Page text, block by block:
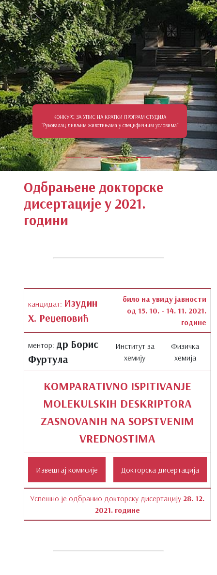
КОНКУРС ЗА УПИС НА КРАТКИ ПРОГРАМ СТУДИЈА
“Руковалац дивљим животињама у специфичним условима“
Одбрањене докторске
дисертације у 2021.
години
кандидат: Изудин
Х. Реџеповић
било на увиду јавности
од 15. 10. - 14. 11. 2021.
године
ментор: др Борис
Фуртула
Институт за
хемију
Физичка
хемија
KOMPARATIVNO ISPITIVANJE
MOLEKULSKIH DESKRIPTORA
ZASNOVANIH NA SOPSTVENIM
VREDNOSTIMA
Успешно је одбранио докторску дисертацију 28. 12.
2021. године